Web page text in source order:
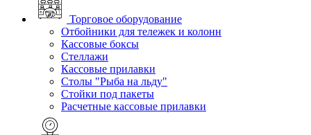
Торговое оборудование
Отбойники для тележек и колонн
Кассовые боксы
Стеллажи
Кассовые прилавки
Столы "Рыба на льду"
Стойки под пакеты
Расчетные кассовые прилавки